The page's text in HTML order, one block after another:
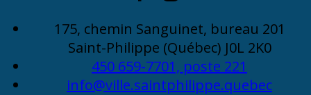
175, chemin Sanguinet, bureau 201
Saint-Philippe (Québec) J0L 2K0
450 659-7701, poste 221
info@ville.saintphilippe.quebec